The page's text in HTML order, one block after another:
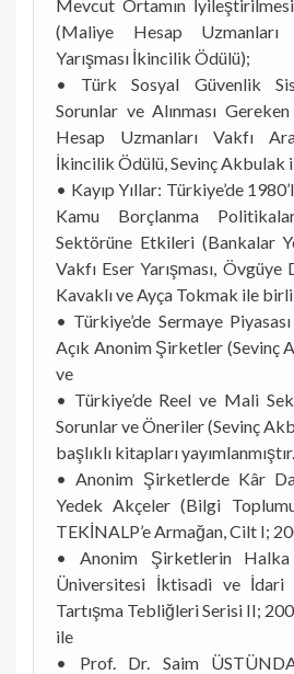
Mevcut Ortamın
(Maliye Hesap Uzmanları
Yarışması İkincilik Ödülü);
• Türk Sosyal Güvenlik
Sorunlar ve Alınması
Hesap Uzmanları Vakfı
İkincilik Ödülü, Sevinç Akbulak
• Kayıp Yıllar: Türkiye’de
Kamu Borçlanma
Sektörüne Etkileri (Bankalar
Vakfı Eser Yarışması,
Kavaklı ve Ayça Tokmak ile
• Türkiye’de Sermaye
Açık Anonim Şirketler (Sevinç
ve
• Türkiye’de Reel ve Mali
Sorunlar ve Öneriler (Sevinç
başlıklı kitapları yayımlanmıştır.
• Anonim Şirketlerde Kâr
Yedek Akçeler (Bilgi
TEKİNALP’e Armağan, Cilt I;
• Anonim Şirketlerin Halka
Üniversitesi İktisadi ve İdari
Tartışma Tebliğleri Serisi II;
ile
• Prof. Dr. Saim